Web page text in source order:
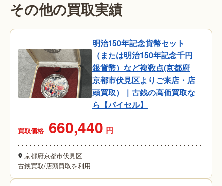
その他の買取実績
明治150年記念貨幣セット
（または明治150年記念千円
銀貨幣）など複数点(京都府
京都市伏見区よりご来店・店
頭買取）｜古銭の高価買取な
ら【バイセル】
買取価格 660,440 円
京都府京都市伏見区
古銭買取/店頭買取を利用